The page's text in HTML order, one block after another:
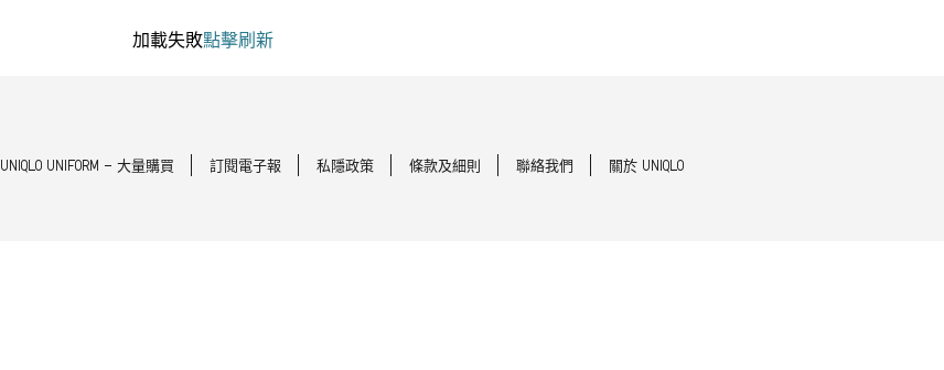
加載失敗點擊刷新
UNIQLO UNIFORM - 大量購買 訂閱電子報 私隱政策 條款及細則 聯絡我們 關於 UNIQLO